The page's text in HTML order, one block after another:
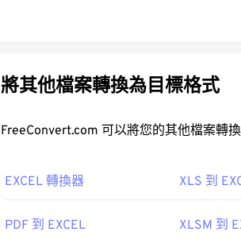
將其他檔案轉換為目標格式
EXCEL 轉換器 XLS 到
PDF 到 EXCEL XLSM 到